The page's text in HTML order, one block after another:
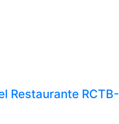
Restaurante RCTB-